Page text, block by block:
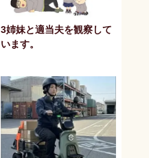
3姉妹と適当夫を観察して
います。